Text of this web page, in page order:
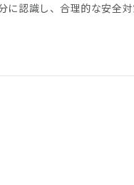
認識し、合理的な安全